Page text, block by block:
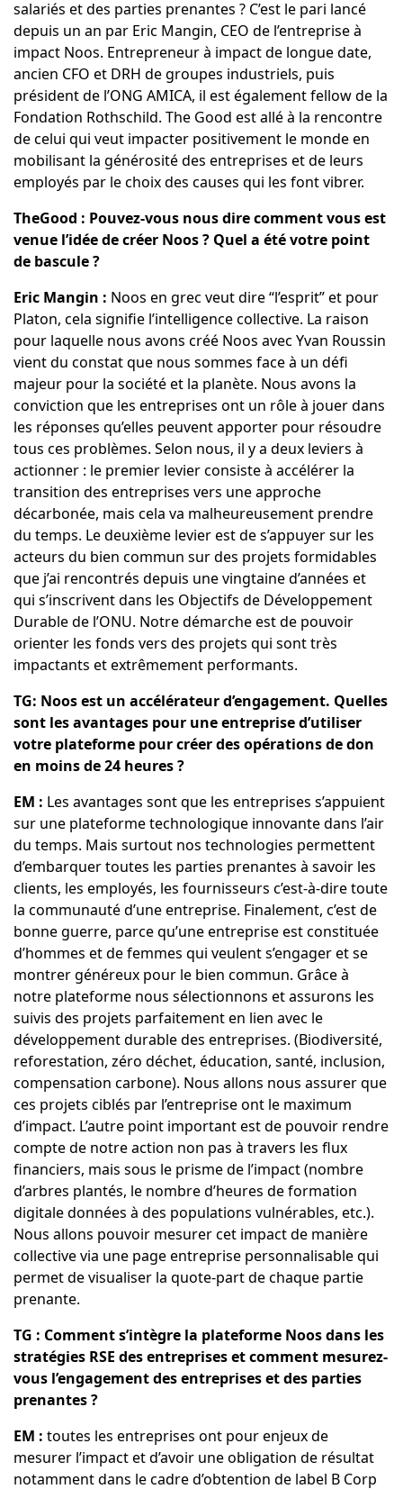
salariés et des parties prenantes ? C’est le pari lancé
depuis un an par Eric Mangin, CEO de l’entreprise à
impact Noos. Entrepreneur à impact de longue date,
ancien CFO et DRH de groupes industriels, puis
président de l’ONG AMICA, il est également fellow de la
Fondation Rothschild. The Good est allé à la rencontre
de celui qui veut impacter positivement le monde en
mobilisant la générosité des entreprises et de leurs
employés par le choix des causes qui les font vibrer.
TheGood : Pouvez-vous nous dire comment vous est
venue l’idée de créer Noos ? Quel a été votre point
de bascule ?
Eric Mangin : Noos en grec veut dire “l’esprit” et pour
Platon, cela signifie l’intelligence collective. La raison
pour laquelle nous avons créé Noos avec Yvan Roussin
vient du constat que nous sommes face à un défi
majeur pour la société et la planète. Nous avons la
conviction que les entreprises ont un rôle à jouer dans
les réponses qu’elles peuvent apporter pour résoudre
tous ces problèmes. Selon nous, il y a deux leviers à
actionner : le premier levier consiste à accélérer la
transition des entreprises vers une approche
décarbonée, mais cela va malheureusement prendre
du temps. Le deuxième levier est de s’appuyer sur les
acteurs du bien commun sur des projets formidables
que j’ai rencontrés depuis une vingtaine d’années et
qui s’inscrivent dans les Objectifs de Développement
Durable de l’ONU. Notre démarche est de pouvoir
orienter les fonds vers des projets qui sont très
impactants et extrêmement performants.
TG: Noos est un accélérateur d’engagement. Quelles
sont les avantages pour une entreprise d’utiliser
votre plateforme pour créer des opérations de don
en moins de 24 heures ?
EM : Les avantages sont que les entreprises s’appuient
sur une plateforme technologique innovante dans l’air
du temps. Mais surtout nos technologies permettent
d’embarquer toutes les parties prenantes à savoir les
clients, les employés, les fournisseurs c’est-à-dire toute
la communauté d’une entreprise. Finalement, c’est de
bonne guerre, parce qu’une entreprise est constituée
d’hommes et de femmes qui veulent s’engager et se
montrer généreux pour le bien commun. Grâce à
notre plateforme nous sélectionnons et assurons les
suivis des projets parfaitement en lien avec le
développement durable des entreprises. (Biodiversité,
reforestation, zéro déchet, éducation, santé, inclusion,
compensation carbone). Nous allons nous assurer que
ces projets ciblés par l’entreprise ont le maximum
d’impact. L’autre point important est de pouvoir rendre
compte de notre action non pas à travers les flux
financiers, mais sous le prisme de l’impact (nombre
d’arbres plantés, le nombre d’heures de formation
digitale données à des populations vulnérables, etc.).
Nous allons pouvoir mesurer cet impact de manière
collective via une page entreprise personnalisable qui
permet de visualiser la quote-part de chaque partie
prenante.
TG : Comment s’intègre la plateforme Noos dans les
stratégies RSE des entreprises et comment mesurez-
vous l’engagement des entreprises et des parties
prenantes ?
EM : toutes les entreprises ont pour enjeux de
mesurer l’impact et d’avoir une obligation de résultat
notamment dans le cadre d’obtention de label B Corp